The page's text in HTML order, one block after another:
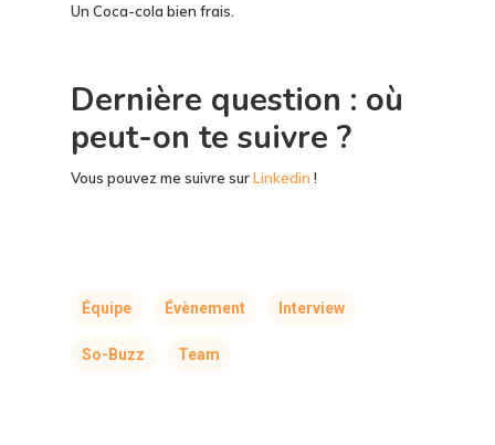
Un Coca-cola bien frais.
Dernière question : où
peut-on te suivre ?
Vous pouvez me suivre surLinkedin !
Équipe Évènement Interview
So-Buzz Team